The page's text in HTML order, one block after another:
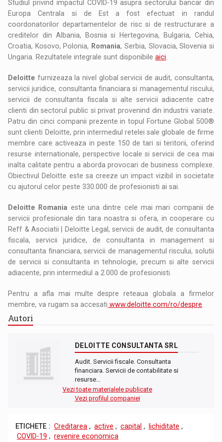
Studiul privind impactul COVID-19 asupra sectorului bancar din
Europa Centrala si de Est a fost efectuat in randul
coordonatorilor departamentelor de risc si de restructurare a
creditelor din Albania, Bosnia si Hertegovina, Bulgaria, Cehia,
Croatia, Kosovo, Polonia, Romania, Serbia, Slovacia, Slovenia si
Ungaria. Rezultatele integrale sunt disponibileaici
Deloitte furnizeaza la nivel global servicii de audit, consultanta,
servicii juridice, consultanta financiara si managementul riscului,
servicii de consultanta fiscala si alte servicii adiacente catre
clienti din sectorul public si privat provenind din industrii variate.
Patru din cinci companii prezente in topul Fortune Global 500®
sunt clienti Deloitte, prin intermediul retelei sale globale de firme
membre care activeaza in peste 150 de tari si teritorii, oferind
resurse internationale, perspective locale si servicii de cea mai
inalta calitate pentru a aborda provocari de business complexe.
Obiectivul Deloitte este sa creeze un impact vizibil in societate
cu ajutorul celor peste 330.000 de profesionisti ai sai.
Deloitte Romania este una dintre cele mai mari companii de
servicii profesionale din tara noastra si ofera, in cooperare cu
Reff & Asociatii | Deloitte Legal, servicii de audit, de consultanta
fiscala, servicii juridice, de consultanta in management si
consultanta financiara, servicii de managementul riscului, solutii
de servicii si consultanta in tehnologie, precum si alte servicii
adiacente, prin intermediul a 2.000 de profesionisti.
Pentru a afla mai multe despre reteaua globala a firmelor
membre, va rugam sa accesati www.deloitte.com/ro/despre
Autori
DELOITTE CONSULTANTA SRL
Audit. Servicii fiscale. Consultanta
financiara. Servicii de contabilitate si
resurse…
Vezi toate materialele publicate
Vezi profilul companiei
ETICHETE : Creditarea , active , capital , lichiditate ,
COVID-19 , revenire economica